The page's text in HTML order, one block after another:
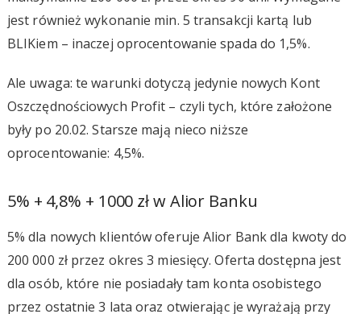
jest również wykonanie min. 5 transakcji kartą lub
BLIKiem – inaczej oprocentowanie spada do 1,5%.
Ale uwaga: te warunki dotyczą jedynie nowych Kont
Oszczędnościowych Profit – czyli tych, które założone
były po 20.02. Starsze mają nieco niższe
oprocentowanie: 4,5%.
5% + 4,8% + 1000 zł w Alior Banku
5% dla nowych klientów oferuje Alior Bank dla kwoty do
200 000 zł przez okres 3 miesięcy. Oferta dostępna jest
dla osób, które nie posiadały tam konta osobistego
przez ostatnie 3 lata oraz otwierając je wyrażają przy